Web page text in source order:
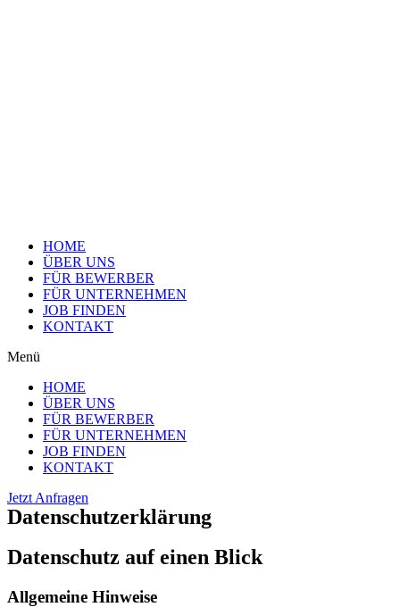
HOME
ÜBER UNS
FÜR BEWERBER
FÜR UNTERNEHMEN
JOB FINDEN
KONTAKT
Menü
HOME
ÜBER UNS
FÜR BEWERBER
FÜR UNTERNEHMEN
JOB FINDEN
KONTAKT
Jetzt Anfragen
Datenschutzerklärung
Datenschutz auf einen Blick
Allgemeine Hinweise